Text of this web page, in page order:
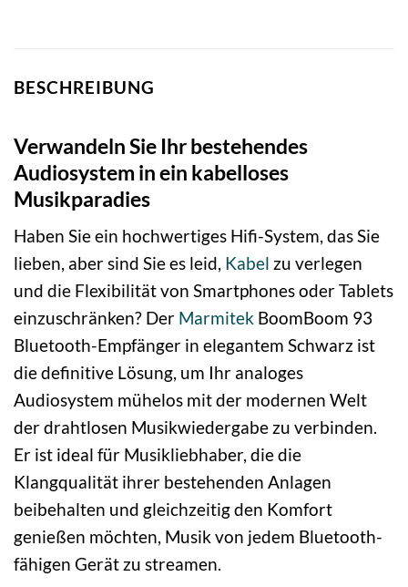
BESCHREIBUNG
Verwandeln Sie Ihr bestehendes
Audiosystem in ein kabelloses
Musikparadies
Haben Sie ein hochwertiges Hifi-System, das Sie
lieben, aber sind Sie es leid, Kabel zu verlegen
und die Flexibilität von Smartphones oder Tablets
einzuschränken? Der Marmitek BoomBoom 93
Bluetooth-Empfänger in elegantem Schwarz ist
die definitive Lösung, um Ihr analoges
Audiosystem mühelos mit der modernen Welt
der drahtlosen Musikwiedergabe zu verbinden.
Er ist ideal für Musikliebhaber, die die
Klangqualität ihrer bestehenden Anlagen
beibehalten und gleichzeitig den Komfort
genießen möchten, Musik von jedem Bluetooth-
fähigen Gerät zu streamen.